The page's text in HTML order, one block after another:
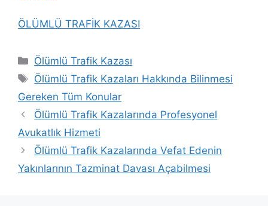
ÖLÜMLÜ TRAFİK KAZASI
Kategoriler
Ölümlü Trafik Kazası
Etiketler
Ölümlü Trafik Kazaları Hakkında Bilinmesi
Gereken Tüm Konular
Ölümlü Trafik Kazalarında Profesyonel
Avukatlık Hizmeti
Ölümlü Trafik Kazalarında Vefat Edenin
Yakınlarının Tazminat Davası Açabilmesi